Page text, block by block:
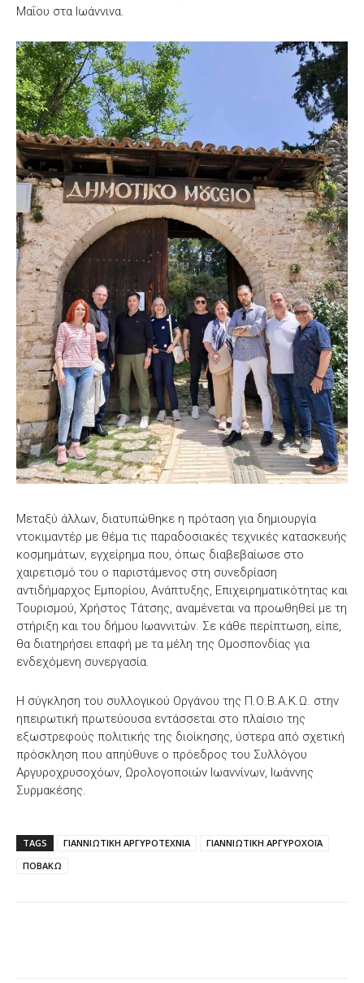
Μαΐου στα Ιωάννινα.
Μεταξύ άλλων, διατυπώθηκε η πρόταση για δημιουργία
ντοκιμαντέρ με θέμα τις παραδοσιακές τεχνικές κατασκευής
κοσμημάτων, εγχείρημα που, όπως διαβεβαίωσε στο
χαιρετισμό του ο παριστάμενος στη συνεδρίαση
αντιδήμαρχος Εμπορίου, Ανάπτυξης, Επιχειρηματικότητας και
Τουρισμού, Χρήστος Τάτσης, αναμένεται να προωθηθεί με τη
στήριξη και του δήμου Ιωαννιτών. Σε κάθε περίπτωση, είπε,
θα διατηρήσει επαφή με τα μέλη της Ομοσπονδίας για
ενδεχόμενη συνεργασία.
Η σύγκληση του συλλογικού Οργάνου της Π.Ο.Β.Α.Κ.Ω. στην
ηπειρωτική πρωτεύουσα εντάσσεται στο πλαίσιο της
εξωστρεφούς πολιτικής της διοίκησης, ύστερα από σχετική
πρόσκληση που απηύθυνε ο πρόεδρος του Συλλόγου
Αργυροχρυσοχόων, Ωρολογοποιών Ιωαννίνων, Ιωάννης
Συρμακέσης.
TAGS ΓΙΑΝΝΙΩΤΙΚΗ ΑΡΓΥΡΟΤΕΧΝΙΑ
ΓΙΑΝΝΙΩΤΙΚΗ ΑΡΓΥΡΟΧΟΪΑ
ΠΟΒΑΚΩ